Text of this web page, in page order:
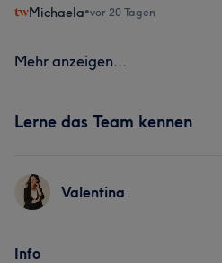
Michaela•vor 20 Tagen
Mehr anzeigen...
Lerne das Team kennen
Valentina
Info